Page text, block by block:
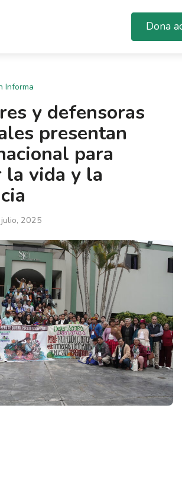
Dona
Informa
y defensoras
presentan
para
la vida y la
2025